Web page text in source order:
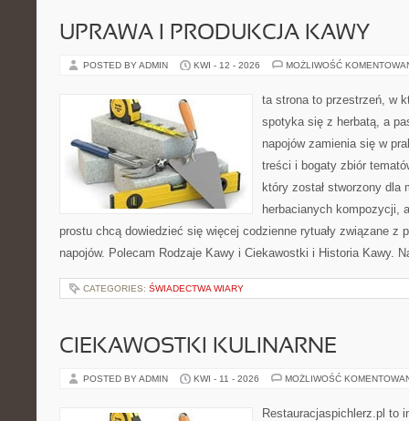
UPRAWA I PRODUKCJA KAWY
POSTED BY ADMIN KWI - 12 - 2026 MOŻLIWOŚĆ
ta strona to przestrzeń, w
spotyka się z herbatą, a
napojów zamienia się w
treści i bogaty zbiór
który został stworzony dla
herbacianych kompozycji,
prostu chcą dowiedzieć się więcej codzienne rytuały związane z
napojów. Polecam Rodzaje Kawy i Ciekawostki i Historia Kawy.
CATEGORIES: ŚWIADECTWA WIARY
CIEKAWOSTKI KULINARNE
POSTED BY ADMIN KWI - 11 - 2026 MOŻLIWOŚĆ
Restauracjaspichlerz.pl to